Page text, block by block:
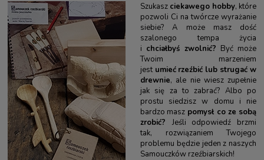
Szukasz ciekawego hobby, które
pozwoli Ci na twórcze wyrażanie
siebie? A może masz dość
szalonego tempa życia
i chciałbyś zwolnić? Być może
Twoim marzeniem
jest umieć rzeźbić lub strugać w
drewnie, ale nie wiesz zupełnie
jak się za to zabrać? Albo po
prostu siedzisz w domu i nie
bardzo masz pomysł co ze sobą
zrobić? Jeśli odpowiedź brzmi
tak, rozwiązaniem Twojego
problemu będzie jeden z naszych
Samouczków rzeźbiarskich!